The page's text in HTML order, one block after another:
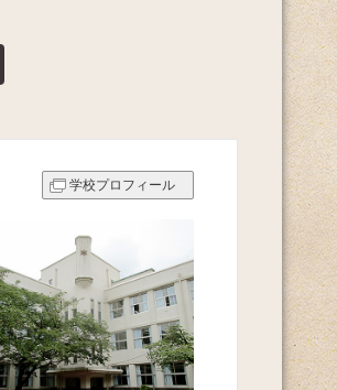
学校プロフィール